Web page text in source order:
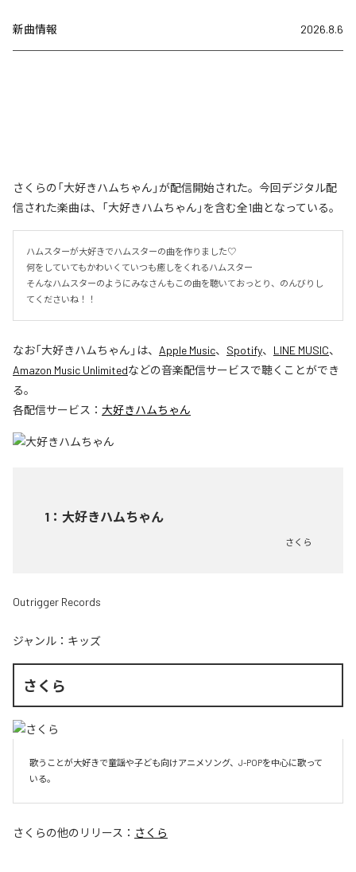
新曲情報 2026.8.6
さくらの「大好きハムちゃん」が配信開始された。今回デジタル配
信された楽曲は、「大好きハムちゃん」を含む全1曲となっている。
ハムスターが大好きでハムスターの曲を作りました♡
何をしていてもかわいくていつも癒しをくれるハムスター
そんなハムスターのようにみなさんもこの曲を聴いておっとり、のんびりし
てくださいね！！
なお「大好きハムちゃん 」は、 Apple Music、 Spotify、 LINE MUSIC、
Amazon Music Unlimitedなどの音楽配信サービスで聴くことができ
る。
各配信サービス： 大好きハムちゃん
1 ： 大好きハムちゃん
さくら
Outrigger Records
ジャンル： キッズ
さくら
歌うことが大好きで童謡や子ども向けアニメソング、J-POPを中心に歌って
いる。
さくらの他のリリース： さくら